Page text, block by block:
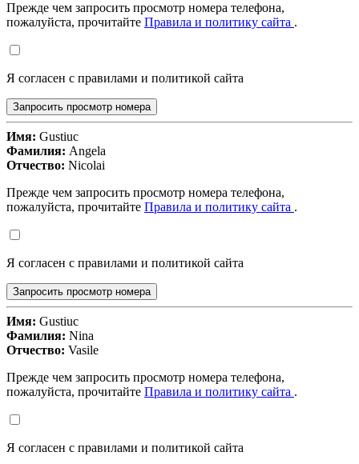
Прежде чем запросить просмотр номера телефона,
пожалуйста, прочитайте Правила и политику сайта .
Я согласен с правилами и политикой сайта
Запросить просмотр номера
Имя: Gustiuc
Фамилия: Angela
Отчество: Nicolai
Прежде чем запросить просмотр номера телефона,
пожалуйста, прочитайте Правила и политику сайта .
Я согласен с правилами и политикой сайта
Запросить просмотр номера
Имя: Gustiuc
Фамилия: Nina
Отчество: Vasile
Прежде чем запросить просмотр номера телефона,
пожалуйста, прочитайте Правила и политику сайта .
Я согласен с правилами и политикой сайта